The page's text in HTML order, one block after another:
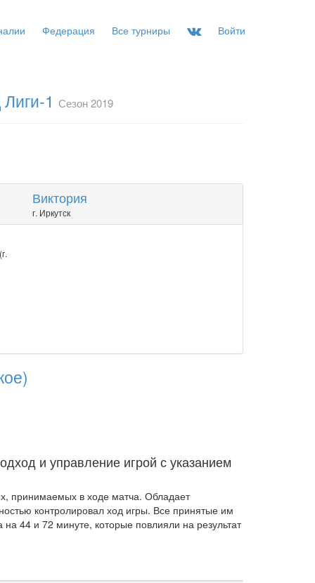
Федерация Все турниры Войти
1 Сезон 2019
Виктория
г. Иркутск
и управление игрой с указанием
принимаемых в ходе матча. Обладает
контролировал ход игры. Все принятые им
44 и 72 минуте, которые повлияли на результат